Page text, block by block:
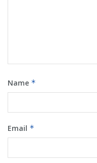
Name *
Email *